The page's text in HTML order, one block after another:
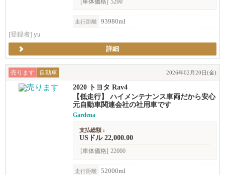
[車体価格] 5200
走行距離
93980ml
[登録者] yu
詳細
売ります 自動車 2026年02月20日(金)
2020 トヨタ Rav4
【低走行】 ハイメンテナンス車両だから安心
元自動車関連会社の社用車です
Gardena
支払総額 :
USドル 22,000.00
[車体価格] 22000
走行距離
52000ml